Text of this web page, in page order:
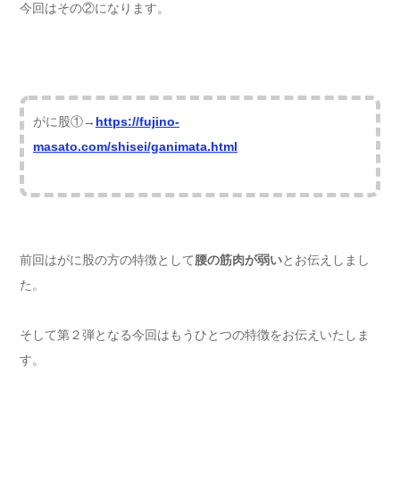
今回はその②になります。
がに股①→ https://fujino-
masato.com/shisei/ganimata.html
前回はがに股の方の特徴として腰の筋肉が弱いとお伝えしまし
た。
そして第２弾となる今回はもうひとつの特徴をお伝えいたしま
す。